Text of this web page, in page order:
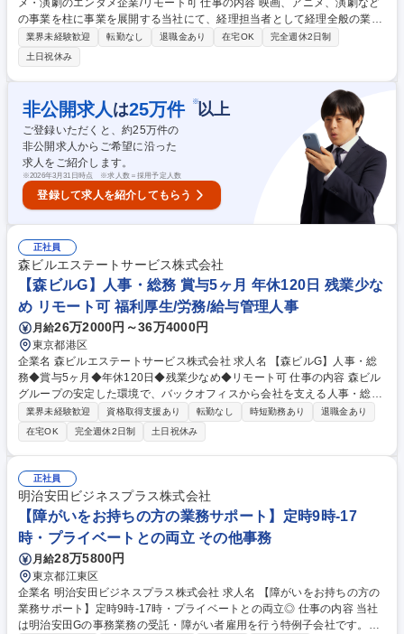
メ・演劇のエンタメ企業/リモート可 仕事の内容 映画、アニメ、演劇など
の事業を柱に事業を展開する当社にて、経理担当者として経理全般の業務
をお任せします。 【具体的には】 ・各本部の損益計算および分析業務、
支払手続、経費精算システムにかかる業務 ・経営情報管理システムの帳簿
利用にかかる統括業務 ・決算業務や開示請求業務 等 募集職種 ※第2新卒
歓迎【経理担当者】映画・アニメ・演劇のエンタメ企業/リモート可
業界未経験歓迎 転勤なし 退職金あり 在宅OK
完全週休2日制
土日祝休み
非公開求人 は25万件 ※以上
ご登録いただくと、約25万件の
非公開求人からご希望に沿った
求人をご紹介します。
※2026年3月31日時点 ※求人数＝採用予定人数
登録して求人を紹介してもらう
正社員
森ビルエステートサービス株式会社
【森ビルG】人事・総務 賞与5ヶ月 年休120日 残業少な
め リモート可 福利厚生/労務/給与管理人事
月給26万2000円～36万4000円
東京都港区
企業名 森ビルエステートサービス株式会社 求人名 【森ビルG】人事・総
務◆賞与5ヶ月◆年休120日◆残業少なめ◆リモート可 仕事の内容 森ビル
グループの安定した環境で、バックオフィスから会社を支える人事・総務
をお任せします。 労務と総務の業務をバランスよく担当し、ゆくゆくは制
度改定などのコア業務にも挑戦できる、やりがいある環境です。 ■勤怠管
理、給与計算、社会保険手続き、年末調整等の労務管理全般 ■入退社手続
き、社内規定の改定や人事制度改定などのコア業務 ■社内イベントの企画
運営やその他総務業務全般 ※労務と総務を1：1の割合でお任せ。 入社後
は部内のOJTを中心に、あなたの経験に合わせて不足している部分はいつ
でも質問・相談できる環境が整っているため、安心して成長できます。 募
集職種 【森ビルG】人事・総務◆賞与5ヶ月◆年休120日◆残業少なめ◆
リモート可
業界未経験歓迎 資格取得支援あり 転勤なし 時短勤務あり
退職金あり
在宅OK
完全週休2日制 土日祝休み
正社員
明治安田ビジネスプラス株式会社
【障がいをお持ちの方の業務サポート】定時9時-17
時・プライベートとの両立 その他事務
月給28万5800円
東京都江東区
企業名 明治安田ビジネスプラス株式会社 求人名 【障がいをお持ちの方の
業務サポート】定時9時-17時・プライベートとの両立◎ 仕事の内容 当社
は明治安田Gの事務業務の受託・障がい者雇用を行う特例子会社です。事